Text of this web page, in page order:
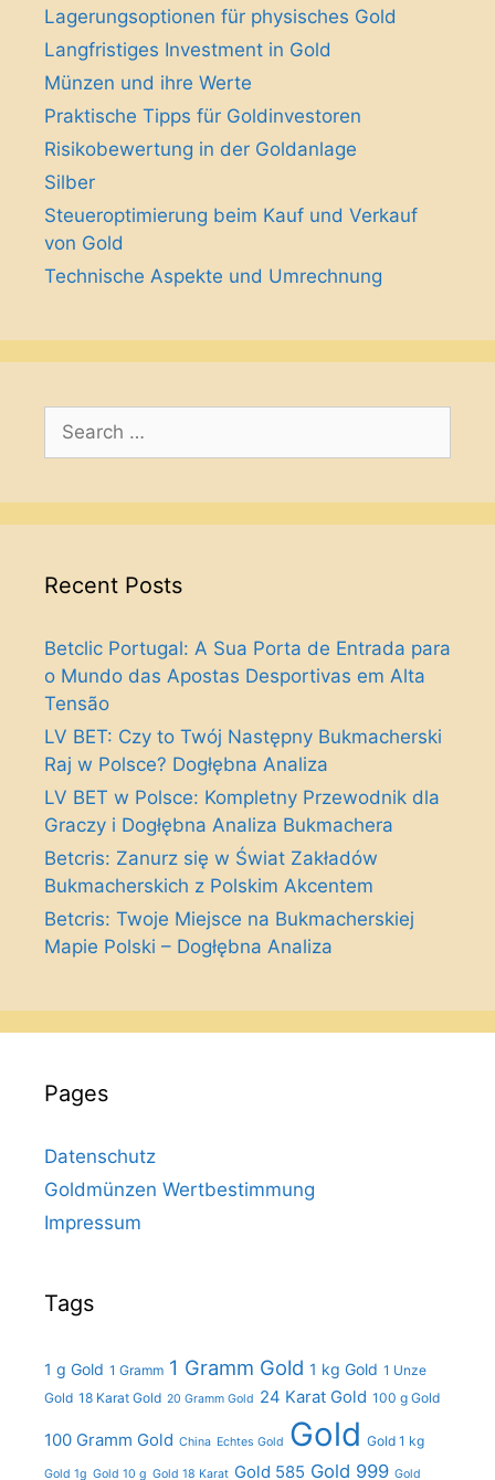
Lagerungsoptionen für physisches Gold
Langfristiges Investment in Gold
Münzen und ihre Werte
Praktische Tipps für Goldinvestoren
Risikobewertung in der Goldanlage
Silber
Steueroptimierung beim Kauf und Verkauf
von Gold
Technische Aspekte und Umrechnung
for:
Recent Posts
Betclic Portugal: A Sua Porta de Entrada para
o Mundo das Apostas Desportivas em Alta
Tensão
LV BET: Czy to Twój Następny Bukmacherski
Raj w Polsce? Dogłębna Analiza
LV BET w Polsce: Kompletny Przewodnik dla
Graczy i Dogłębna Analiza Bukmachera
Betcris: Zanurz się w Świat Zakładów
Bukmacherskich z Polskim Akcentem
Betcris: Twoje Miejsce na Bukmacherskiej
Mapie Polski – Dogłębna Analiza
Pages
Datenschutz
Goldmünzen Wertbestimmung
Impressum
Tags
1 g Gold 1 Gramm 1 Gramm Gold 1 kg Gold 1 Unze
Gold 18 Karat Gold 20 Gramm Gold 24 Karat Gold 100 g Gold
100 Gramm Gold China Echtes Gold Gold Gold 1 kg
Gold 1g Gold 10 g Gold 18 Karat Gold 585 Gold 999 Gold